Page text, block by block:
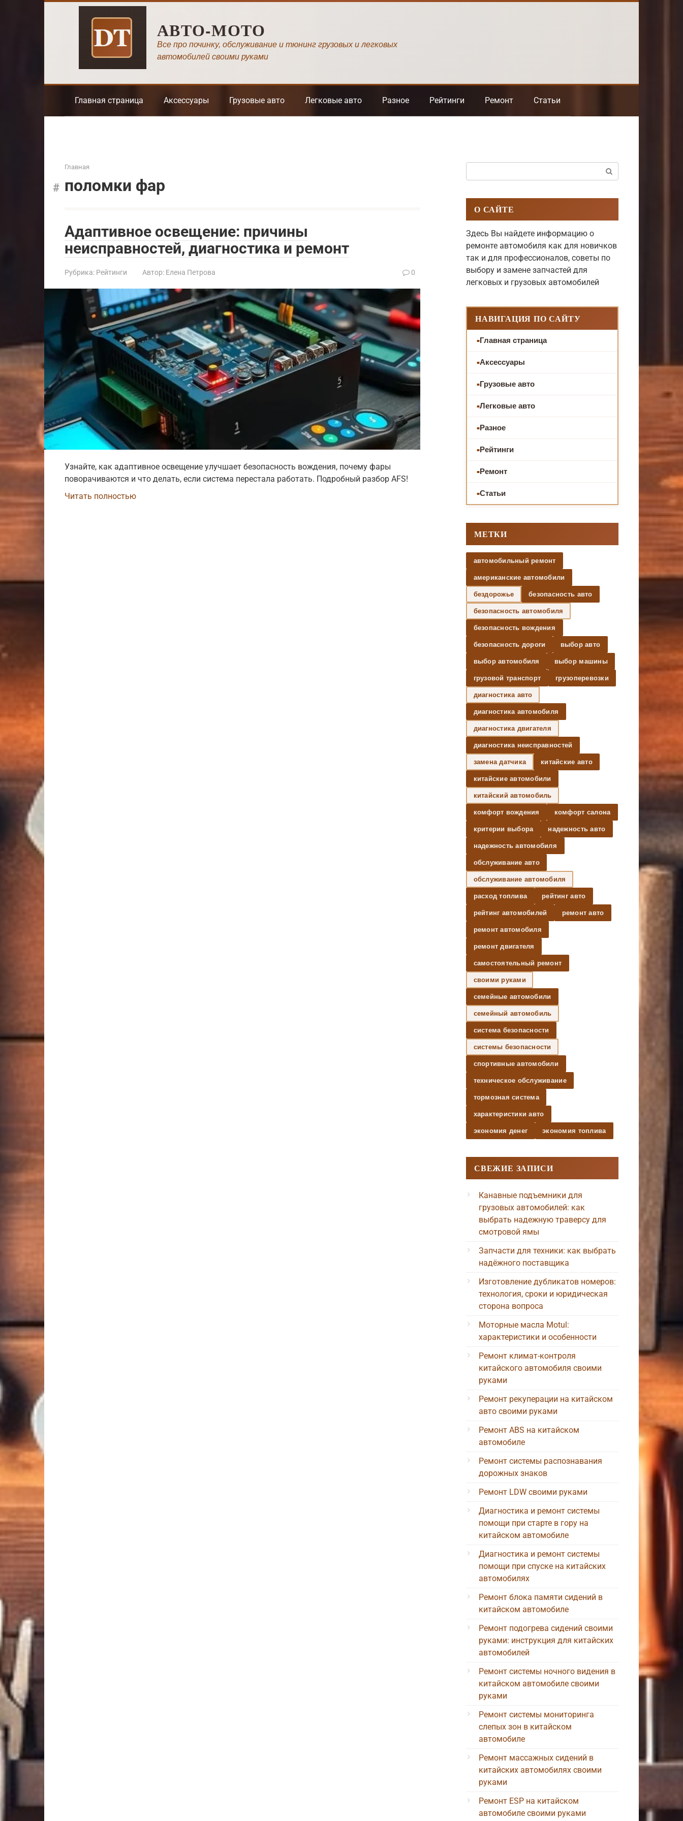
АВТО-МОТО
Все про починку, обслуживание и тюнинг грузовых и легковых
автомобилей своими руками
Главная страница Аксессуары Грузовые авто Легковые авто Разное Рейтинги Ремонт Статьи
Главная
поломки фар
Адаптивное освещение: причины
неисправностей, диагностика и ремонт
Рубрика: Рейтинги Автор: Елена Петрова 0
Узнайте, как адаптивное освещение улучшает безопасность вождения, почему фары
поворачиваются и что делать, если система перестала работать. Подробный разбор AFS!
Читать полностью
О САЙТЕ
Здесь Вы найдете информацию о
ремонте автомобиля как для новичков
так и для профессионалов, советы по
выбору и замене запчастей для
легковых и грузовых автомобилей
НАВИГАЦИЯ ПО САЙТУ
Главная страница
Аксессуары
Грузовые авто
Легковые авто
Разное
Рейтинги
Ремонт
Статьи
МЕТКИ
автомобильный ремонт
американские автомобили
бездорожье безопасность авто
безопасность автомобиля
безопасность вождения
безопасность дороги выбор авто
выбор автомобиля выбор машины
грузовой транспорт грузоперевозки
диагностика авто
диагностика автомобиля
диагностика двигателя
диагностика неисправностей
замена датчика китайские авто
китайские автомобили
китайский автомобиль
комфорт вождения комфорт салона
критерии выбора надежность авто
надежность автомобиля
обслуживание авто
обслуживание автомобиля
расход топлива рейтинг авто
рейтинг автомобилей ремонт авто
ремонт автомобиля
ремонт двигателя
самостоятельный ремонт
своими руками
семейные автомобили
семейный автомобиль
система безопасности
системы безопасности
спортивные автомобили
техническое обслуживание
тормозная система
характеристики авто
экономия денег экономия топлива
СВЕЖИЕ ЗАПИСИ
Канавные подъемники для
грузовых автомобилей: как
выбрать надежную траверсу для
смотровой ямы
Запчасти для техники: как выбрать
надёжного поставщика
Изготовление дубликатов номеров:
технология, сроки и юридическая
сторона вопроса
Моторные масла Motul:
характеристики и особенности
Ремонт климат-контроля
китайского автомобиля своими
руками
Ремонт рекуперации на китайском
авто своими руками
Ремонт ABS на китайском
автомобиле
Ремонт системы распознавания
дорожных знаков
Ремонт LDW своими руками
Диагностика и ремонт системы
помощи при старте в гору на
китайском автомобиле
Диагностика и ремонт системы
помощи при спуске на китайских
автомобилях
Ремонт блока памяти сидений в
китайском автомобиле
Ремонт подогрева сидений своими
руками: инструкция для китайских
автомобилей
Ремонт системы ночного видения в
китайском автомобиле своими
руками
Ремонт системы мониторинга
слепых зон в китайском
автомобиле
Ремонт массажных сидений в
китайских автомобилях своими
руками
Ремонт ESP на китайском
автомобиле своими руками